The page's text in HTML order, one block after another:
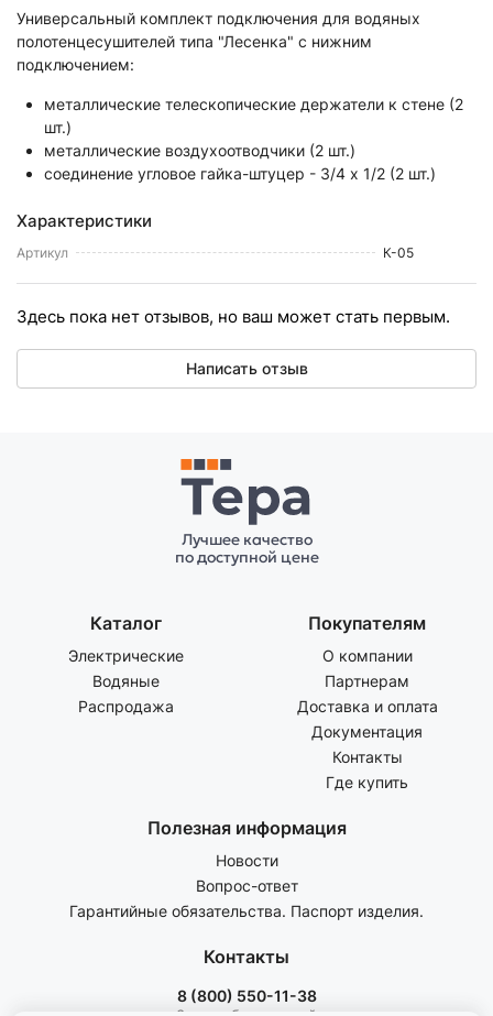
Универсальный комплект подключения для водяных
полотенцесушителей типа "Лесенка" с нижним
подключением:
металлические телескопические держатели к стене (2
шт.)
металлические воздухоотводчики (2 шт.)
соединение угловое гайка-штуцер - 3/4 x 1/2 (2 шт.)
Характеристики
Артикул К-05
Здесь пока нет отзывов, но ваш может стать первым.
Написать отзыв
Лучшее качество
по доступной цене
Каталог
Электрические
Водяные
Распродажа
Покупателям
О компании
Партнерам
Доставка и оплата
Документация
Контакты
Где купить
Полезная информация
Новости
Вопрос-ответ
Гарантийные обязательства. Паспорт изделия.
Контакты
8 (800) 550-11-38